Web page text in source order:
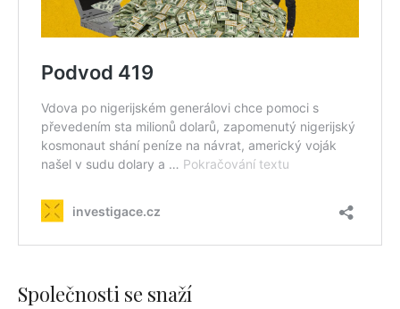
Společnosti se snaží